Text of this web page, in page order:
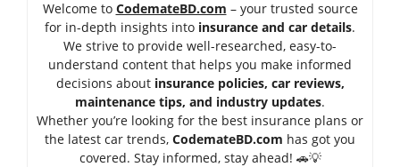
Welcome to CodemateBD.com – your trusted source
for in-depth insights into insurance and car details.
We strive to provide well-researched, easy-to-
understand content that helps you make informed
decisions about insurance policies, car reviews,
maintenance tips, and industry updates.
Whether you’re looking for the best insurance plans or
the latest car trends, CodemateBD.com has got you
covered. Stay informed, stay ahead! 🚗💡